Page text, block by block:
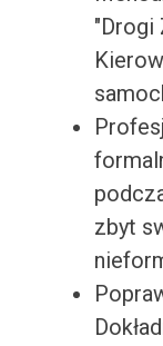
"Drogi
zbyt